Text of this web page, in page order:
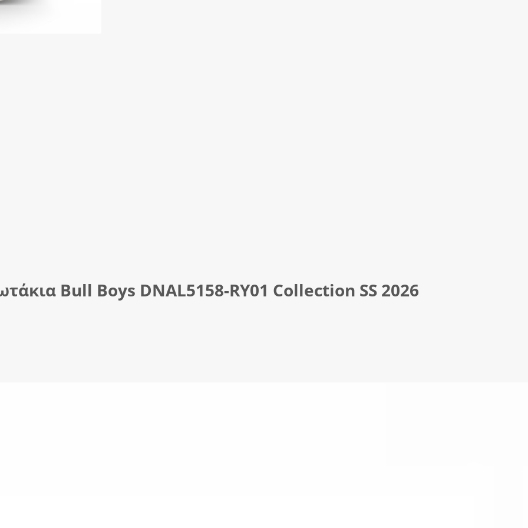
Bull Boys DΝΑL5158-RΥ01 Collection SS 2026